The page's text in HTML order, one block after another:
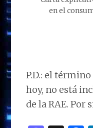
en el
P.D.: el
hoy, no está
de la RAE. Por